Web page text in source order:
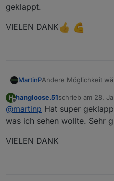
Datenpunkt eintragen,
Typ Logikwert, nur
geklappt.
VIELEN DANK
MartinPAndere Möglichkeit
H
Offline
hangloose.51schrieb am 28.
zuletzt editiert von
@martinp Hat super
was ich sehen wollte. Sehr
VIELEN DANK